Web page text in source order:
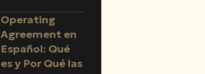
Operating
Agreement en
Español: Qué
es y Por Qué las